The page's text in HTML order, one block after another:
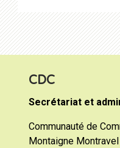
CDC
Secrétariat et
Communauté de
Montaigne